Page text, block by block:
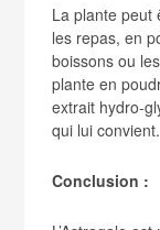
La plante peut
les repas, en
boissons ou
plante en
extrait hydro-
qui lui convient.
Conclusion :